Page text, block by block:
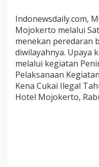
Indonewsdaily.com,
Mojokerto melalui
menekan peredaran
diwilayahnya. Upaya
melalui kegiatan
Pelaksanaan
Kena Cukai Ilegal
Hotel Mojokerto,